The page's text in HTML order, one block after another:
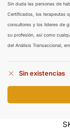
Sin duda las personas de
Certificados, los terapeutas
consultores y los líderes de
su profesión, así como
del Análisis Transaccional,
Sin existencias